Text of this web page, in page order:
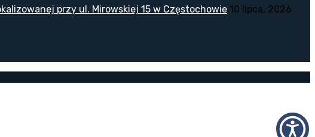
przy ul. Mirowskiej 15 w Częstochowie 10 lipca, 2026